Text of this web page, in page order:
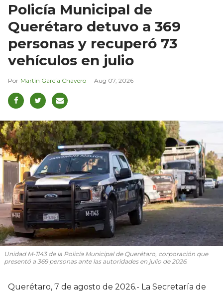
Policía Municipal de
Querétaro detuvo a 369
personas y recuperó 73
vehículos en julio
Martín García Chavero Aug 07, 2026
Unidad M-1143 de la Policía Municipal de Querétaro, corporación que
presentó a 369 personas ante las autoridades en julio de 2026.
Querétaro, 7 de agosto de 2026.- La Secretaría de